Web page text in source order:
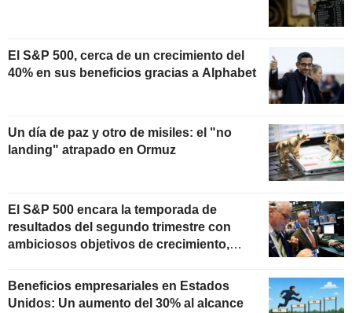
El S&P 500, cerca de un crecimiento del
40% en sus beneficios gracias a Alphabet
Un día de paz y otro de misiles: el "no
landing" atrapado en Ormuz
El S&P 500 encara la temporada de
resultados del segundo trimestre con
ambiciosos objetivos de crecimiento,
Beneficios empresariales en Estados
Unidos: Un aumento del 30% al alcance